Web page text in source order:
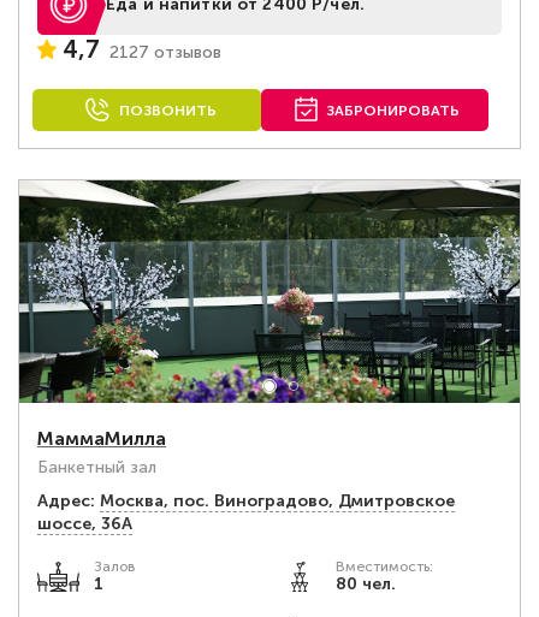
Еда и напитки от 2400 Р/чел.
4,7 2127 отзывов
ПОЗВОНИТЬ ЗАБРОНИРОВАТЬ
МаммаМилла
Банкетный зал
Адрес: Москва, пос. Виноградово, Дмитровское
шоссе, 36А
Залов
1
Вместимость:
80 чел.